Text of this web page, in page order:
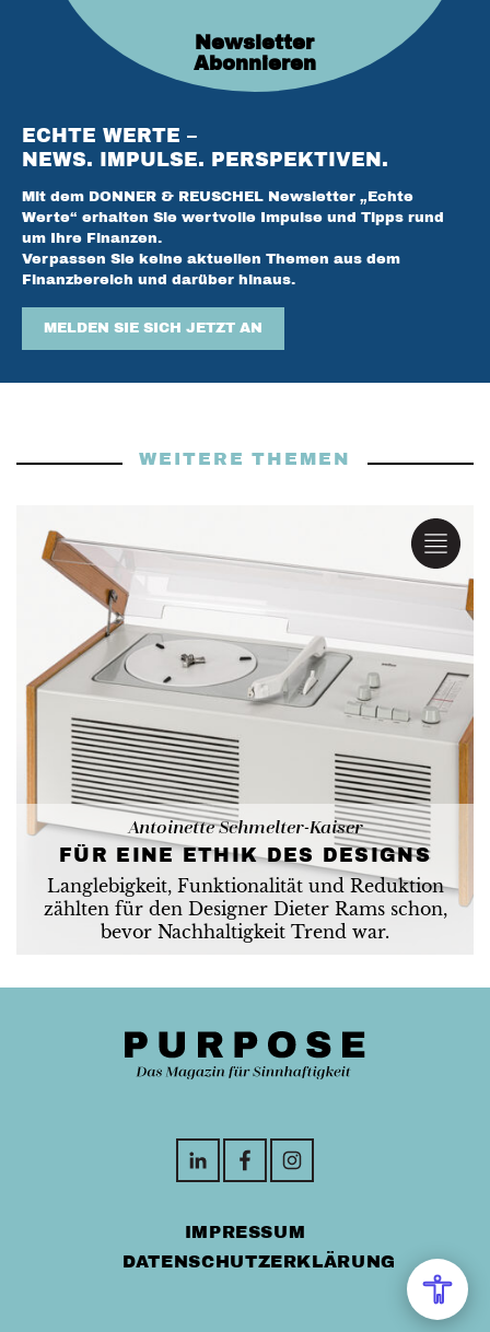
ECHTE WERTE –
NEWS. IMPULSE. PERSPEKTIVEN.
Mit dem DONNER & REUSCHEL Newsletter „Echte
Werte“ erhalten Sie wertvolle Impulse und Tipps rund
um Ihre Finanzen.
Verpassen Sie keine aktuellen Themen aus dem
Finanzbereich und darüber hinaus.
MELDEN SIE SICH JETZT AN
Newsletter
Abonnieren
WEITERE THEMEN
Antoinette Schmelter-Kaiser
FÜR EINE ETHIK DES DESIGNS
Langlebigkeit, Funktionalität und Reduktion
zählten für den Designer Dieter Rams schon,
bevor Nachhaltigkeit Trend war.
IMPRESSUM
DATENSCHUTZERKLÄRUNG